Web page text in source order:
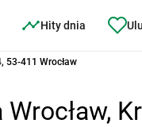
Hity dnia
53-411 Wrocław
Wrocław,